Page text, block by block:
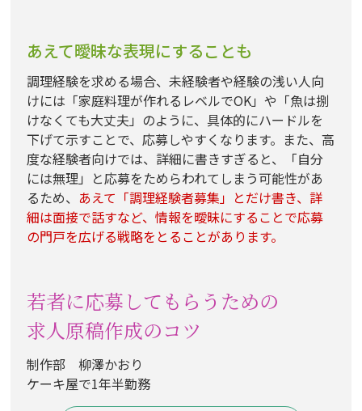
あえて曖昧な表現にすることも
調理経験を求める場合、未経験者や経験の浅い人向
けには「家庭料理が作れるレベルでOK」や「魚は捌
けなくても大丈夫」のように、具体的にハードルを
下げて示すことで、応募しやすくなります。また、高
度な経験者向けでは、詳細に書きすぎると、「自分
には無理」と応募をためらわれてしまう可能性があ
るため、 あえて「調理経験者募集」とだけ書き、詳
細は面接で話すなど、情報を曖昧にすることで応募
の門戸を広げる戦略をとることがあります。
若者に応募してもらうための
求人原稿作成のコツ
制作部 柳澤かおり
ケーキ屋で1年半勤務